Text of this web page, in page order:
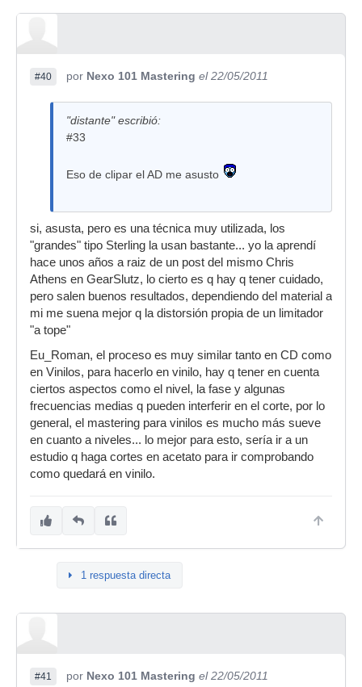
#40 por Nexo 101 Mastering el 22/05/2011
"distante" escribió:
#33
Eso de clipar el AD me asusto
si, asusta, pero es una técnica muy utilizada, los
"grandes" tipo Sterling la usan bastante... yo la aprendí
hace unos años a raiz de un post del mismo Chris
Athens en GearSlutz, lo cierto es q hay q tener cuidado,
pero salen buenos resultados, dependiendo del material a
mi me suena mejor q la distorsión propia de un limitador
"a tope"
Eu_Roman, el proceso es muy similar tanto en CD como
en Vinilos, para hacerlo en vinilo, hay q tener en cuenta
ciertos aspectos como el nivel, la fase y algunas
frecuencias medias q pueden interferir en el corte, por lo
general, el mastering para vinilos es mucho más sueve
en cuanto a niveles... lo mejor para esto, sería ir a un
estudio q haga cortes en acetato para ir comprobando
como quedará en vinilo.
1 respuesta directa
#41 por Nexo 101 Mastering el 22/05/2011